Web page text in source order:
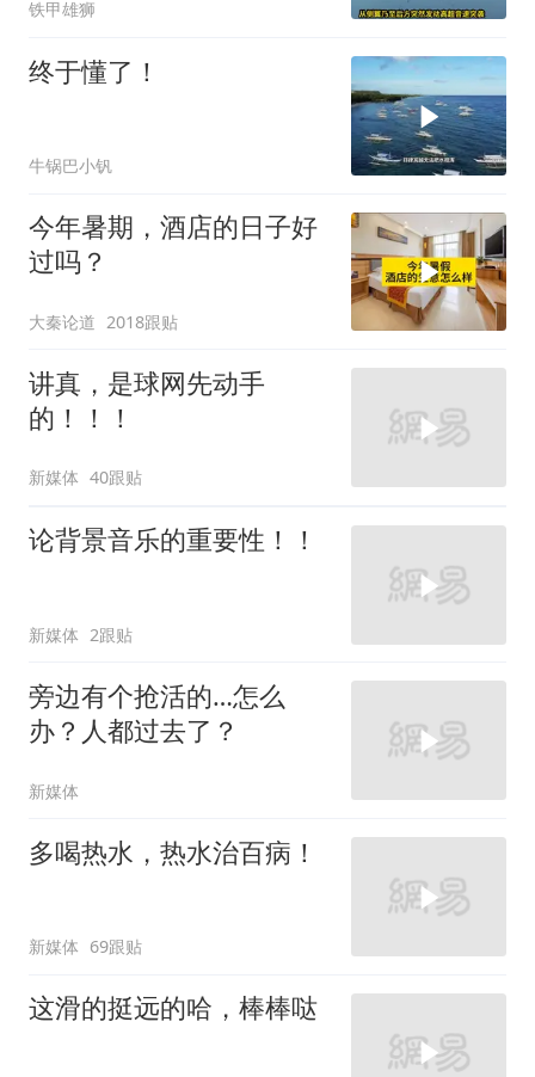
铁甲雄狮
终于懂了！
牛锅巴小钒
今年暑期，酒店的日子好
过吗？
大秦论道 2018跟贴
讲真，是球网先动手
的！！！
新媒体 40跟贴
论背景音乐的重要性！！
新媒体 2跟贴
旁边有个抢活的…怎么
办？人都过去了？
新媒体
多喝热水，热水治百病！
新媒体 69跟贴
这滑的挺远的哈，棒棒哒